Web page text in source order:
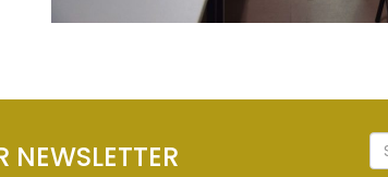
NEWSLETTER